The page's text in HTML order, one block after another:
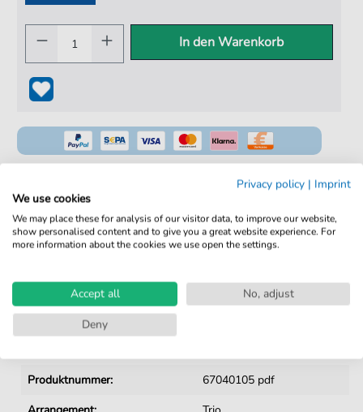
In den Warenkorb
100% Legal & Lizenziert
Von Musikern geprüft
Sofortiger Download nach Kauf
Details
Produktnummer:
67040105 pdf
Privacy policy | Imprint
We use cookies
We may place these for analysis of our visitor data, to improve our website,
show personalised content and to give you a great website experience. For
more information about the cookies we use open the settings.
Accept all
No, adjust
Deny